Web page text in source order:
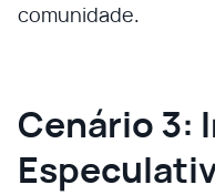
comunidade.
Cenário 3: